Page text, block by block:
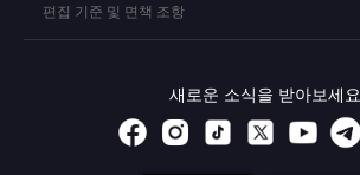
편집 기준 및 면책 조항
새로운 소식을 받아보세요